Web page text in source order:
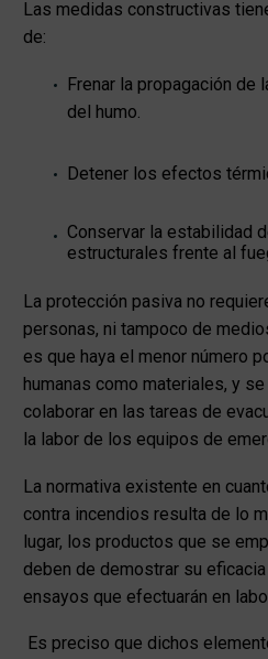
Las medidas constructivas
de:
Frenar la propagación de
del humo.
Detener los efectos
Conservar la estabilidad
estructurales frente al
La protección pasiva no
personas, ni tampoco de
es que haya el menor número
humanas como materiales, y
colaborar en las tareas de
la labor de los equipos de
La normativa existente en
contra incendios resulta de lo
lugar, los productos que se
deben de demostrar su
ensayos que efectuarán en
Es preciso que dichos